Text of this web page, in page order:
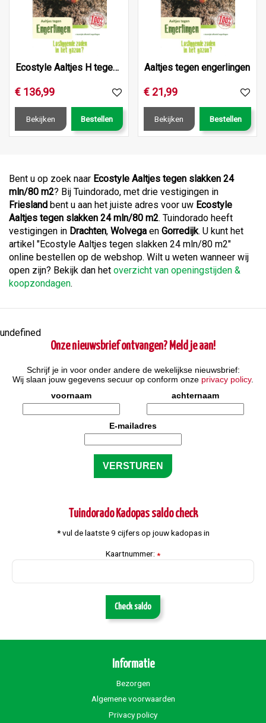
Ecostyle Aaltjes H tegen engerlingen 250 mln/500 m2
€ 136,99
Bekijken Bestellen
Aaltjes tegen engerlingen
€ 21,99
Bekijken Bestellen
Bent u op zoek naar Ecostyle Aaltjes tegen slakken 24
mln/80 m2? Bij Tuindorado, met drie vestigingen in
Friesland bent u aan het juiste adres voor uw Ecostyle
Aaltjes tegen slakken 24 mln/80 m2. Tuindorado heeft
vestigingen in Drachten, Wolvega en Gorredijk. U kunt het
artikel "Ecostyle Aaltjes tegen slakken 24 mln/80 m2"
online bestellen op de webshop. Wilt u weten wanneer wij
open zijn? Bekijk dan het overzicht van openingstijden &
koopzondagen.
undefined
Onze nieuwsbrief ontvangen? Meld je aan!
Schrijf je in voor onder andere de wekelijkse nieuwsbrief:
Wij slaan jouw gegevens secuur op conform onze privacy policy.
voornaam
achternaam
E-mailadres
Tuindorado Kadopas saldo check
* vul de laatste 9 cijfers op jouw kadopas in
Kaartnummer: *
Check saldo
Informatie
Bezorgen
Algemene voorwaarden
Privacy policy